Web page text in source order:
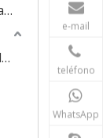
e-mail
teléfono
WhatsApp
Puerta de seguridad de andamios
Acoplador falsificado de caída